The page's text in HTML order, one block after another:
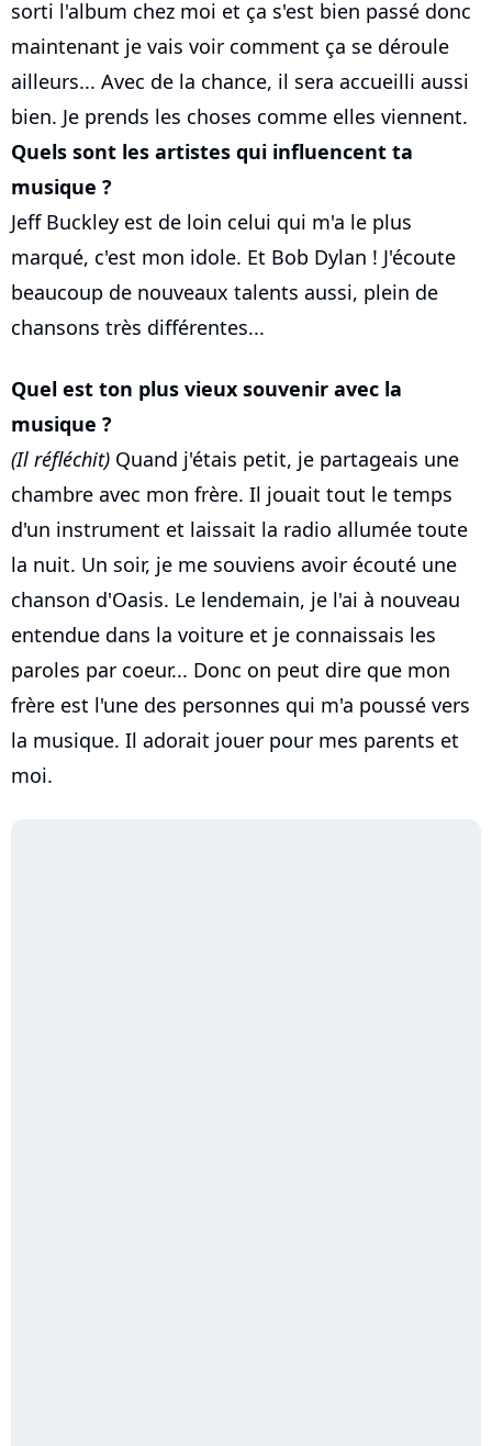
sorti l'album chez moi et ça s'est bien passé donc
maintenant je vais voir comment ça se déroule
ailleurs... Avec de la chance, il sera accueilli aussi
bien. Je prends les choses comme elles viennent.
Quels sont les artistes qui influencent ta
musique ?
Jeff Buckley est de loin celui qui m'a le plus
marqué, c'est mon idole. Et Bob Dylan ! J'écoute
beaucoup de nouveaux talents aussi, plein de
chansons très différentes...
Quel est ton plus vieux souvenir avec la
musique ?
(Il réfléchit) Quand j'étais petit, je partageais une
chambre avec mon frère. Il jouait tout le temps
d'un instrument et laissait la radio allumée toute
la nuit. Un soir, je me souviens avoir écouté une
chanson d'Oasis. Le lendemain, je l'ai à nouveau
entendue dans la voiture et je connaissais les
paroles par coeur... Donc on peut dire que mon
frère est l'une des personnes qui m'a poussé vers
la musique. Il adorait jouer pour mes parents et
moi.